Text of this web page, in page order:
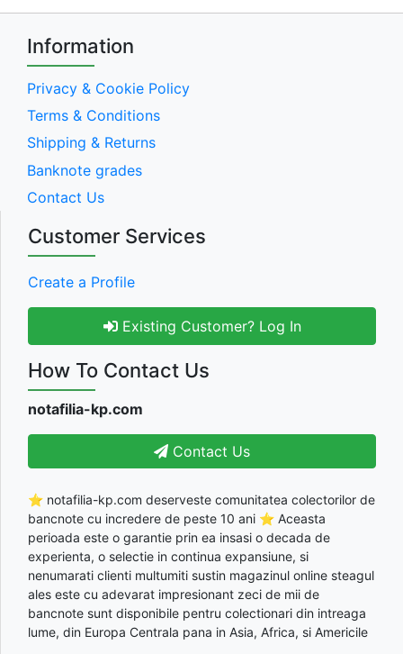
Information
Privacy & Cookie Policy
Terms & Conditions
Shipping & Returns
Banknote grades
Contact Us
Customer Services
Create a Profile
Existing Customer? Log In
How To Contact Us
notafilia-kp.com
Contact Us
⭐ notafilia-kp.com deserveste comunitatea colectorilor de
bancnote cu incredere de peste 10 ani ⭐ Aceasta
perioada este o garantie prin ea insasi o decada de
experienta, o selectie in continua expansiune, si
nenumarati clienti multumiti sustin magazinul online steagul
ales este cu adevarat impresionant zeci de mii de
bancnote sunt disponibile pentru colectionari din intreaga
lume, din Europa Centrala pana in Asia, Africa, si Americile